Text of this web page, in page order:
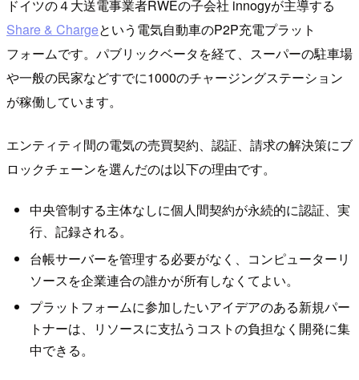
ドイツの４大送電事業者RWEの子会社 innogyが主導する
Share & Chargeという電気自動車のP2P充電プラット
フォームです。パブリックベータを経て、スーパーの駐車場
や一般の民家などすでに1000のチャージングステーション
が稼働しています。
エンティティ間の電気の売買契約、認証、請求の解決策にブ
ロックチェーンを選んだのは以下の理由です。
中央管制する主体なしに個人間契約が永続的に認証、実
行、記録される。
台帳サーバーを管理する必要がなく、コンピューターリ
ソースを企業連合の誰かが所有しなくてよい。
プラットフォームに参加したいアイデアのある新規パー
トナーは、リソースに支払うコストの負担なく開発に集
中できる。